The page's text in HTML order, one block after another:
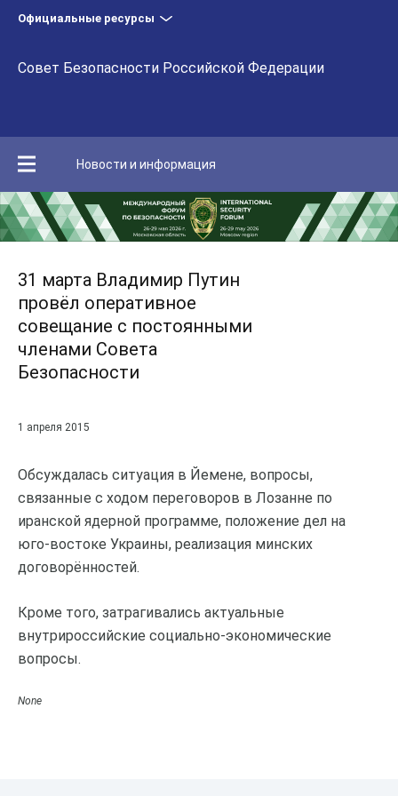
Официальные ресурсы
Совет Безопасности Российской Федерации
Новости и информация
31 марта Владимир Путин
провёл оперативное
совещание с постоянными
членами Совета
Безопасности
1 апреля 2015
Обсуждалась ситуация в Йемене, вопросы,
связанные с ходом переговоров в Лозанне по
иранской ядерной программе, положение дел на
юго-востоке Украины, реализация минских
договорённостей.
Кроме того, затрагивались актуальные
внутрироссийские социально-экономические
вопросы.
None